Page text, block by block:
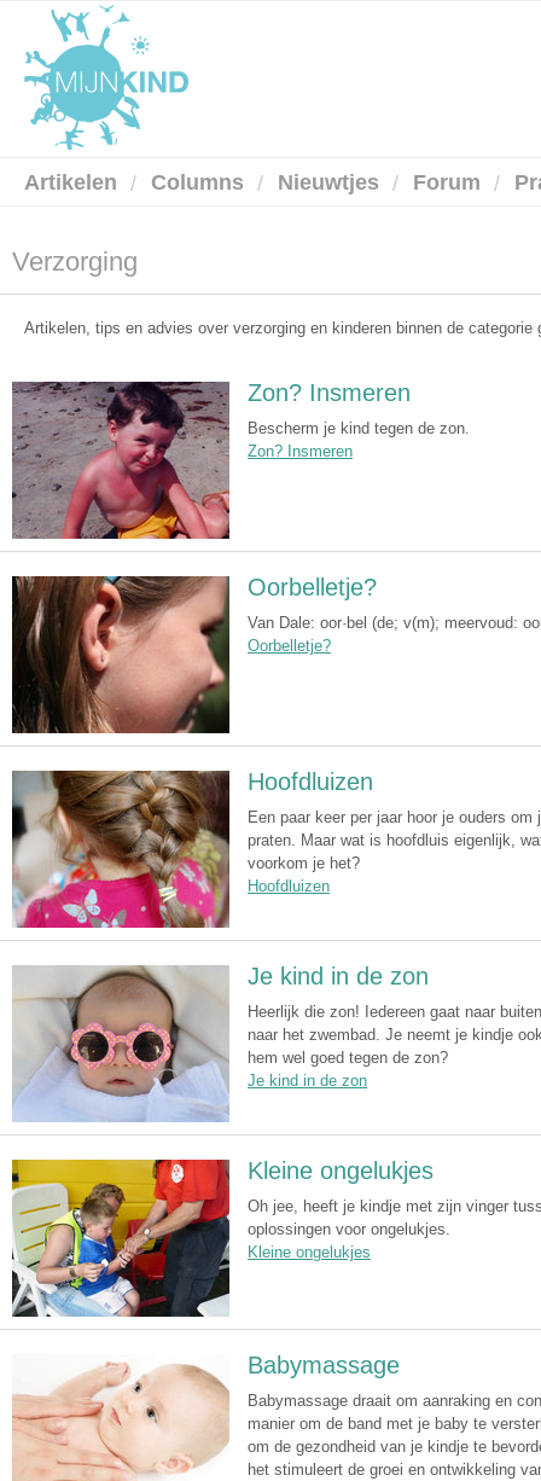
Artikelen Columns Nieuwtjes Forum
Verzorging
Artikelen, tips en advies over verzorging en kinderen binnen de categorie
Zon? Insmeren
Bescherm je kind tegen de zon.
Zon? Insmeren
Oorbelletje?
Van Dale: oor·bel (de; v(m); meervoud:
Oorbelletje?
Hoofdluizen
Een paar keer per jaar hoor je ouders
praten. Maar wat is hoofdluis eigenlijk,
voorkom je het?
Hoofdluizen
Je kind in de zon
Heerlijk die zon! Iedereen gaat naar
naar het zwembad. Je neemt je kindje
hem wel goed tegen de zon?
Je kind in de zon
Kleine ongelukjes
Oh jee, heeft je kindje met zijn vinger
oplossingen voor ongelukjes.
Kleine ongelukjes
Babymassage
Babymassage draait om aanraking en
manier om de band met je baby te
om de gezondheid van je kindje te
het stimuleert de groei en ontwikkeling